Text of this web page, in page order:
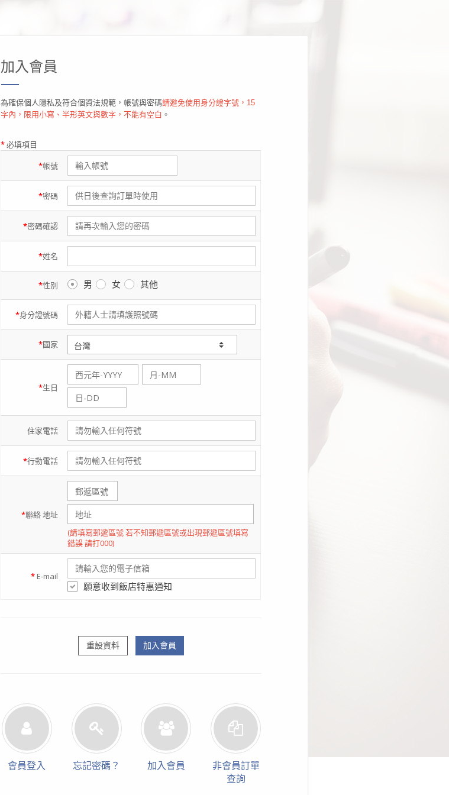
加入會員
為確保個人隱私及符合個資法規範，帳號與密碼請避免使用身分證字號，15
字內，限用小寫、半形英文與數字，不能有空白 。
*必填項目
*帳號
*密碼
*密碼確認
*姓名
*性別 男 女 其他
*身分證號碼
*國家
*生日
住家電話
*行動電話
*聯絡地址
(請填寫郵遞區號 若不知郵遞區號或出現郵遞區號填寫
錯誤 請打000)
* E-mail
願意收到飯店特惠通知
重設資料 加入會員
會員登入 忘記密碼？ 加入會員
非會員訂單
查詢